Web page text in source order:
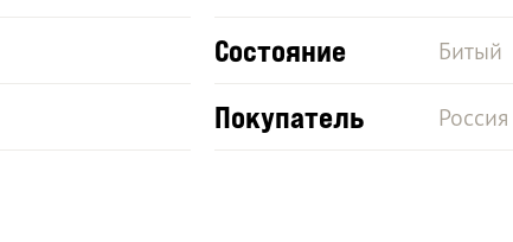
Состояние Битый
Покупатель Россия